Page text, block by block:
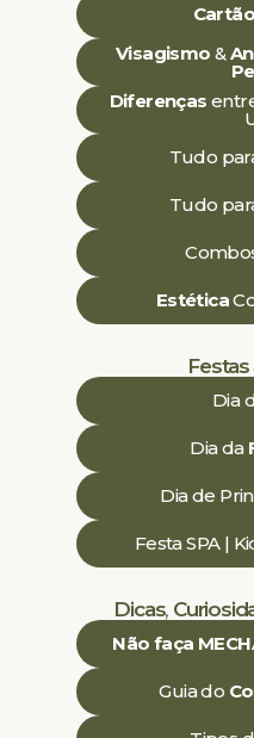
Visagismo &
Diferenças
Tudo
Tudo
Estética
Festas
Dia
Dia da
Dia de
Festa SPA |
Dicas,
Não faça
Guia do